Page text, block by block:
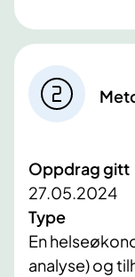
Oppdrag gitt
27.05.2024
Type
En
analyse) og